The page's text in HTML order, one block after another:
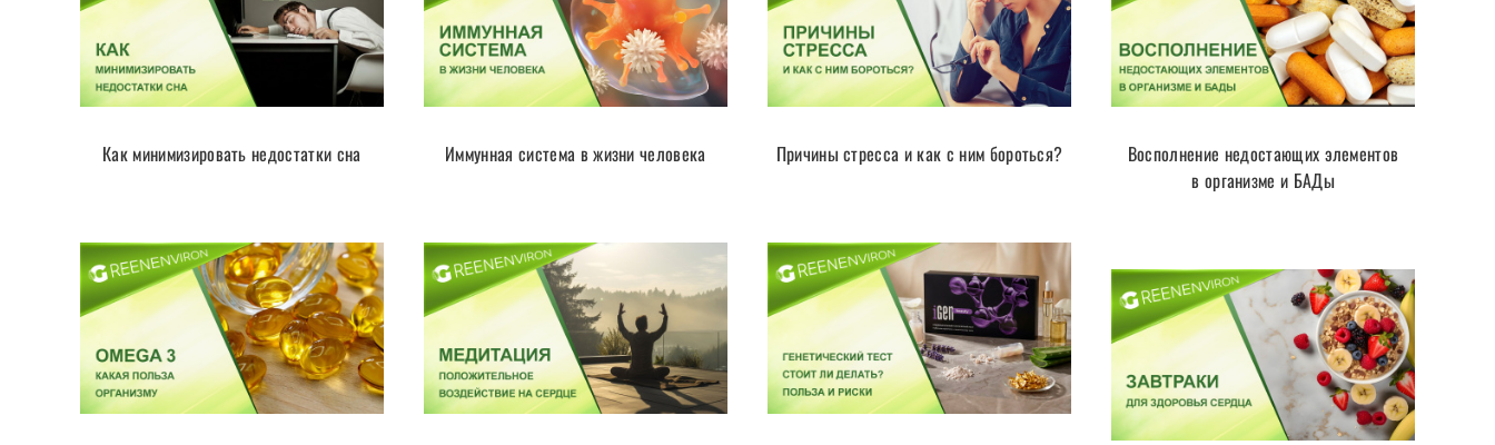
Как минимизировать недостатки сна Иммунная система в жизни человека Причины стресса и как с ним бороться?
Восполнение недостающих элементов
в организме и БАДы